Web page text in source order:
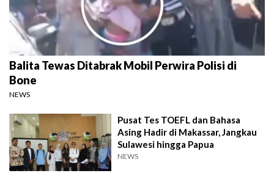
Balita Tewas Ditabrak Mobil Perwira Polisi di
Bone
NEWS
Pusat Tes TOEFL dan Bahasa
Asing Hadir di Makassar, Jangkau
Sulawesi hingga Papua
NEWS